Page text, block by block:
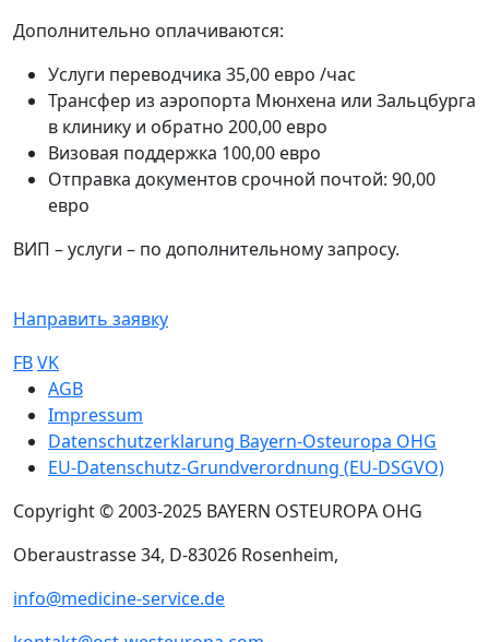
Дополнительно оплачиваются:
Услуги переводчика 35,00 евро /час
Трансфер из аэропорта Мюнхена или Зальцбурга
в клинику и обратно 200,00 евро
Визовая поддержка 100,00 евро
Отправка документов срочной почтой: 90,00
евро
ВИП – услуги – по дополнительному запросу.
Направить заявку
FBVK
Sub footer
AGB
Impressum
Datenschutzerklarung Bayern-Osteuropa OHG
EU-Datenschutz-Grundverordnung (EU-DSGVO)
Copyright © 2003-2025 BAYERN OSTEUROPA OHG
Oberaustrasse 34, D-83026 Rosenheim,
info@medicine-service.de